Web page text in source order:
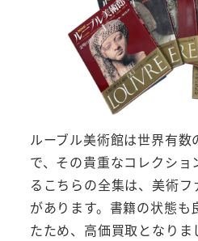
ルーブル美術館は世界有数
で、その貴重なコレクシ
るこちらの全集は、美術
があります。書籍の状態も
たため、高価買取となりま